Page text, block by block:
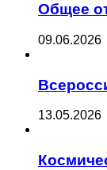
Общее
09.06.2026
13.05.2026